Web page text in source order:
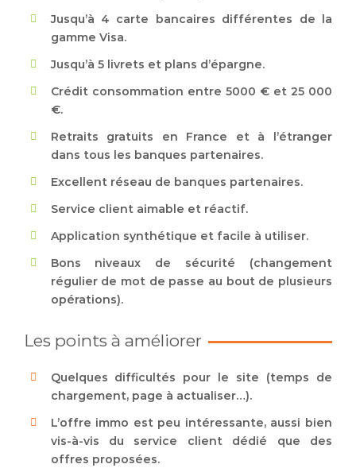
Jusqu’à 4 carte bancaires différentes de la
gamme Visa.
Jusqu’à 5 livrets et plans d’épargne.
Crédit consommation entre 5000 € et 25 000
€.
Retraits gratuits en France et à l’étranger
dans tous les banques partenaires.
Excellent réseau de banques partenaires.
Service client aimable et réactif.
Application synthétique et facile à utiliser.
Bons niveaux de sécurité (changement
régulier de mot de passe au bout de plusieurs
opérations).
Les points à améliorer
Quelques difficultés pour le site (temps de
chargement, page à actualiser…).
L’offre immo est peu intéressante, aussi bien
vis-à-vis du service client dédié que des
offres proposées.